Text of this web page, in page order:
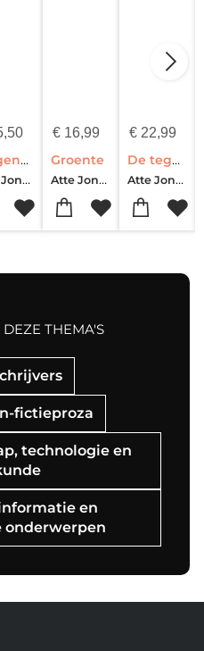
Disgenoten
Atte Jongstra
€ 16,99
Groente
Atte Jongstra
€22,99
De tegenhanger
Atte Jongstra
fictieproza
technologie en
en
THEMA'S